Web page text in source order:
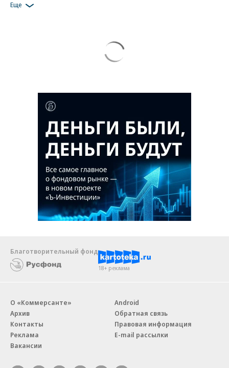
Еще
Благотворительный фонд
18+ реклама
О «Коммерсанте»
Архив
Контакты
Реклама
Вакансии
Android
Обратная связь
Правовая информация
E-mail рассылки